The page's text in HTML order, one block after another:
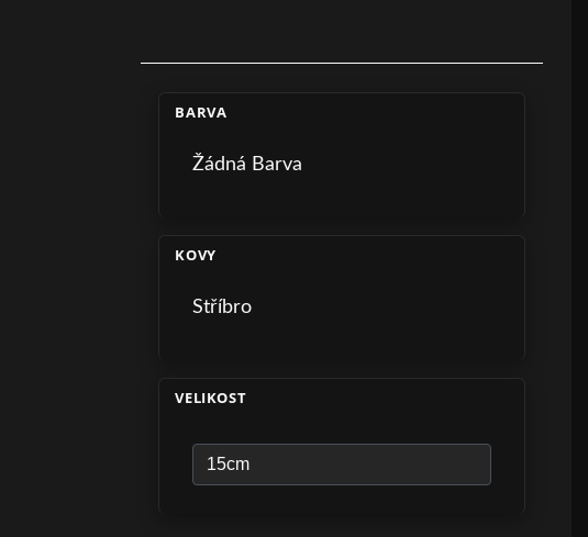
BARVA
Žádná Barva
KOVY
Stříbro
VELIKOST